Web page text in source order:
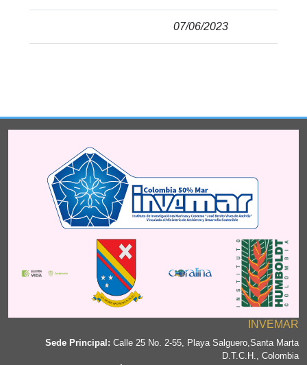
07/06/2023
INVEMAR
Sede Principal: Calle 25 No. 2-55, Playa Salguero,Santa Marta
D.T.C.H., Colombia